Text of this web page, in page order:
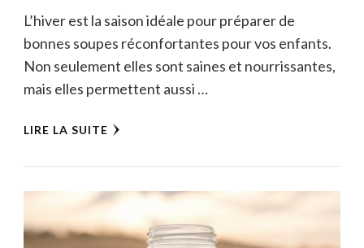
L’hiver est la saison idéale pour préparer de
bonnes soupes réconfortantes pour vos enfants.
Non seulement elles sont saines et nourrissantes,
mais elles permettent aussi …
LIRE LA SUITE